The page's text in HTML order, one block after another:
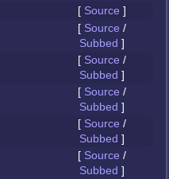
[ Source ]
[ Source /
Subbed ]
[ Source /
Subbed ]
[ Source /
Subbed ]
[ Source /
Subbed ]
[ Source /
Subbed ]